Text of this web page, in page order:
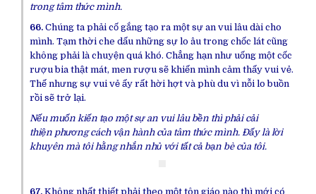
trongtâm thứcmình.
66. Chúng taphải cố gắngtạo ra một sự an vui lâu dàicho
mình. Tạm thời che dấunhững sự lo âutrong chốc lát cũng
không phải là chuyện quá khó. Chẳng hạn như uống một cốc
rượu bia thật mát, men rượu sẽ khiến mình cảm thấy vui vẻ.
Thế nhưng sự vui vẻấy rất hời hợt và phù du vì nỗi lo buồn
rồi sẽ trở lại.
Nếu muốn kiến tạomột sự an vui lâu bền thì phảicải
thiện phươngcách vận hànhcủa tâm thứcmình. Đấy là lời
khuyênmà tôi hằng nhắn nhủ với tất cả bạn bè của tôi.
67.Không nhất thiếtphải theo một tôn giáo nào thì mới có